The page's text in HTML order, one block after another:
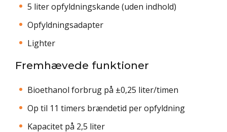
5 liter opfyldningskande (uden indhold)
Opfyldningsadapter
Lighter
Fremhævede funktioner
Bioethanol forbrug på ±0,25 liter/timen
Op til 11 timers brændetid per opfyldning
Kapacitet på 2,5 liter